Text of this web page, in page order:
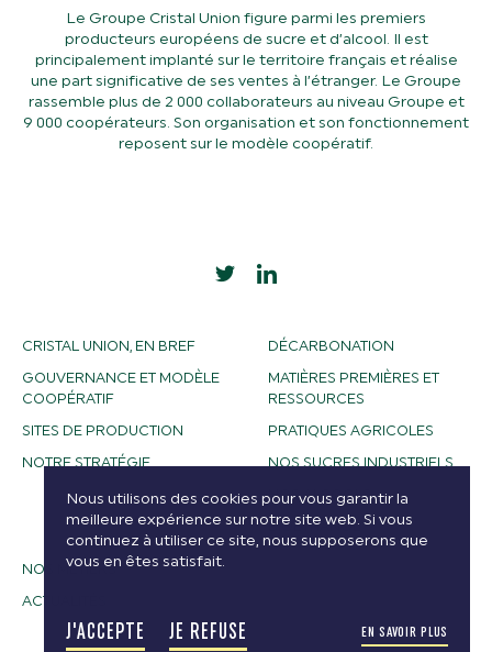
Le Groupe Cristal Union figure parmi les premiers
producteurs européens de sucre et d’alcool. Il est
principalement implanté sur le territoire français et réalise
une part significative de ses ventes à l’étranger. Le Groupe
rassemble plus de 2 000 collaborateurs au niveau Groupe et
9 000 coopérateurs. Son organisation et son fonctionnement
reposent sur le modèle coopératif.
CRISTAL UNION, EN BREF
GOUVERNANCE ET MODÈLE
COOPÉRATIF
SITES DE PRODUCTION
NOTRE STRATÉGIE
DÉCARBONATION
MATIÈRES PREMIÈRES ET
RESSOURCES
PRATIQUES AGRICOLES
NOS SUCRES INDUSTRIELS
NOS ALCOOLS
BIOETHANOL
NOS MÉTIERS
ACTUALITÉS
Nous utilisons des cookies pour vous garantir la
meilleure expérience sur notre site web. Si vous
continuez à utiliser ce site, nous supposerons que
vous en êtes satisfait.
J'ACCEPTE JE REFUSE EN SAVOIR PLUS